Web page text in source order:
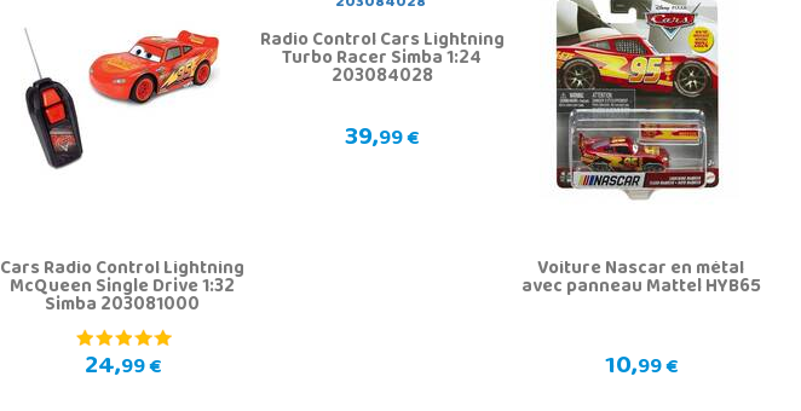
Cars Radio Control Lightning
McQueen Single Drive 1:32
Simba 203081000
24,99 €
Radio Control Cars Lightning
Turbo Racer Simba 1:24
203084028
39,99 €
Voiture Nascar en métal
avec panneau Mattel HYB65
10,99 €